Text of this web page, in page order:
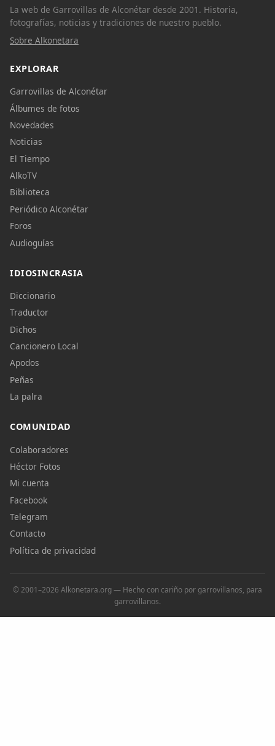
La web de Garrovillas de Alconétar desde 2001. Historia,
fotografías, noticias y tradiciones de nuestro pueblo.
Sobre Alkonetara
EXPLORAR
Garrovillas de Alconétar
Álbumes de fotos
Novedades
Noticias
El Tiempo
AlkoTV
Biblioteca
Periódico Alconétar
Foros
Audioguías
IDIOSINCRASIA
Diccionario
Traductor
Dichos
Cancionero Local
Apodos
Peñas
La palra
COMUNIDAD
Colaboradores
Héctor Fotos
Mi cuenta
Facebook
Telegram
Contacto
Política de privacidad
© 2001–2026 Alkonetara.org — Hecho con cariño por garrovillanos, para
garrovillanos.